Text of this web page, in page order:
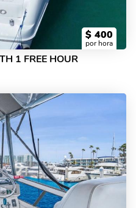
$ 400
por hora
1 FREE HOUR